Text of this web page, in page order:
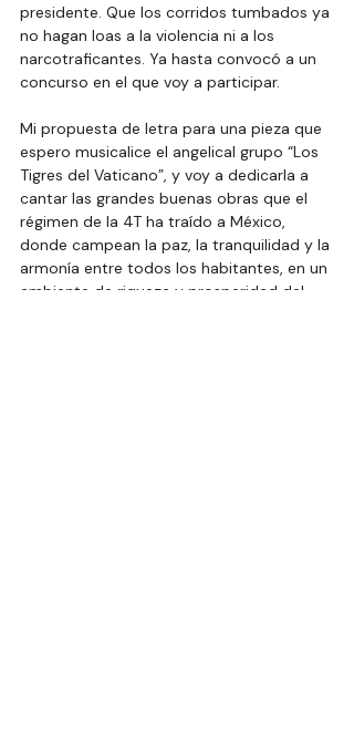
presidente. Que los corridos tumbados ya
no hagan loas a la violencia ni a los
narcotraficantes. Ya hasta convocó a un
concurso en el que voy a participar.
Mi propuesta de letra para una pieza que
espero musicalice el angelical grupo “Los
Tigres del Vaticano”, y voy a dedicarla a
cantar las grandes buenas obras que el
régimen de la 4T ha traído a México,
donde campean la paz, la tranquilidad y la
armonía entre todos los habitantes, en un
ambiente de riqueza y prosperidad del